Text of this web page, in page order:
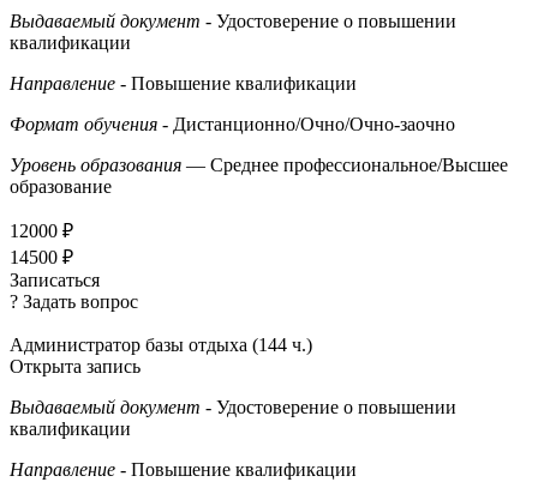
Выдаваемый документ - Удостоверение о повышении
квалификации
Направление - Повышение квалификации
Формат обучения - Дистанционно/Очно/Очно-заочно
Уровень образования — Среднее профессиональное/Высшее
образование
12000 ₽
14500 ₽
Записаться
? Задать вопрос
Администратор базы отдыха (144 ч.)
Открыта запись
Выдаваемый документ - Удостоверение о повышении
квалификации
Направление - Повышение квалификации